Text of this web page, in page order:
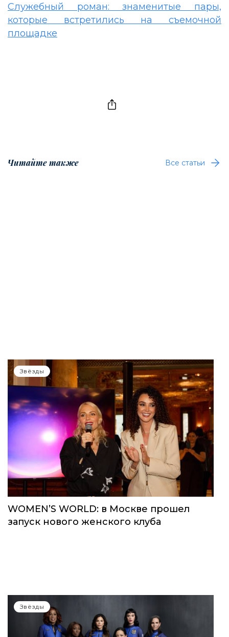
Служебный роман: знаменитые пары,
которые встретились на съемочной
площадке
Читайте также Все статьи
Звёзды
WOMEN’S WORLD: в Москве прошел
запуск нового женского клуба
Звёзды